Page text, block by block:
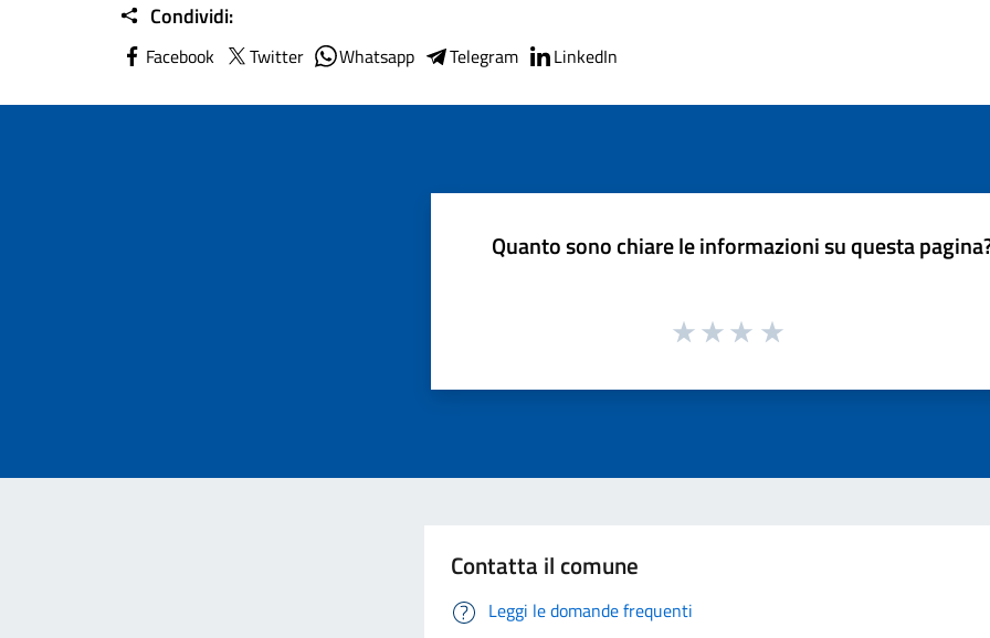
Condividi:
Facebook Twitter Whatsapp Telegram LinkedIn
Quanto sono chiare le informazioni su questa
Contatta il comune
Leggi le domande frequenti